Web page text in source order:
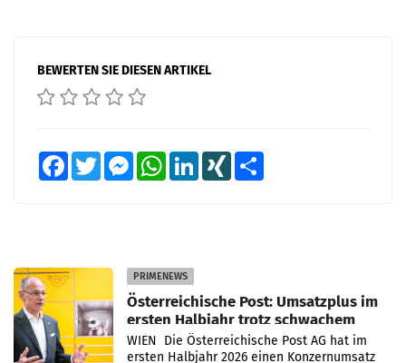
BEWERTEN SIE DIESEN ARTIKEL
FacebookTwitter MessengerWhatsAppLinkedInXING
PRIMENEWS
Österreichische Post: Umsatzplus im
ersten Halbjahr trotz schwachem
Briefgeschäft
WIEN Die Österreichische Post AG hat im
ersten Halbjahr 2026 einen Konzernumsatz